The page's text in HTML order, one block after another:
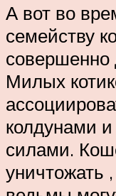
А вот во
семейству
совершенно
Милых
колдунами
силами.
уничтожать